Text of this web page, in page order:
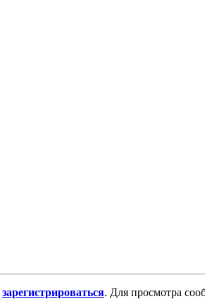
зарегистрироваться. Для просмотра